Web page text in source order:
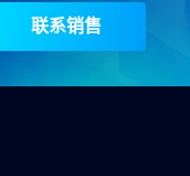
联系销售